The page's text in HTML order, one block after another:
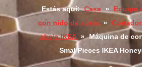
Estás aquí: Casa »
Equipo
con nido de abeja »
abeja IKEA » Máquina de
Smal Pieces IKEA